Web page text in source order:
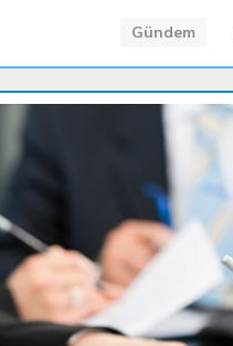
Gündem